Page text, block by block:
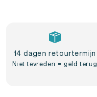
14 dagen retourtermijn
Niet tevreden = geld terug